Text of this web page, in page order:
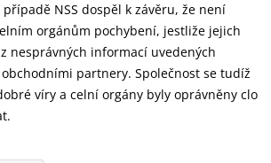
NSS dospěl k závěru, že není
orgánům pochybení, jestliže jejich
nesprávných informací uvedených
partnery. Společnost se tudíž
víry a celní orgány byly oprávněny clo